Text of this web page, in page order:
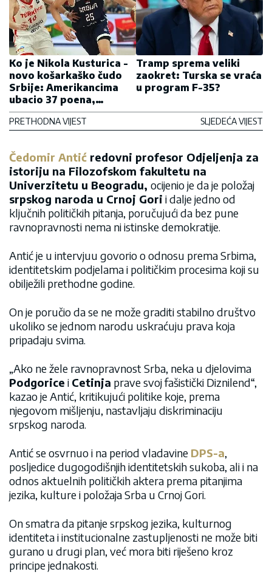
Ko je Nikola Kusturica -
novo košarkaško čudo
Srbije: Amerikancima
ubacio 37 poena,
Barselona ga već upisala
u istoriju
PRETHODNA VIJEST
Tramp sprema veliki
zaokret: Turska se vraća
u program F-35?
SLJEDEĆA VIJEST
Čedomir Antić redovni profesor Odjeljenja za
istoriju na Filozofskom fakultetu na
Univerzitetu u Beogradu, ocijenio je da je položaj
srpskog naroda u Crnoj Gori i dalje jedno od
ključnih političkih pitanja, poručujući da bez pune
ravnopravnosti nema ni istinske demokratije.
Antić je u intervjuu govorio o odnosu prema Srbima,
identitetskim podjelama i političkim procesima koji su
obilježili prethodne godine.
On je poručio da se ne može graditi stabilno društvo
ukoliko se jednom narodu uskraćuju prava koja
pripadaju svima.
„Ako ne žele ravnopravnost Srba, neka u djelovima
Podgorice i Cetinja prave svoj fašistički Diznilend“,
kazao je Antić, kritikujući politike koje, prema
njegovom mišljenju, nastavljaju diskriminaciju
srpskog naroda.
Antić se osvrnuo i na period vladavine DPS-a,
posljedice dugogodišnjih identitetskih sukoba, ali i na
odnos aktuelnih političkih aktera prema pitanjima
jezika, kulture i položaja Srba u Crnoj Gori.
On smatra da pitanje srpskog jezika, kulturnog
identiteta i institucionalne zastupljenosti ne može biti
gurano u drugi plan, već mora biti riješeno kroz
principe jednakosti.